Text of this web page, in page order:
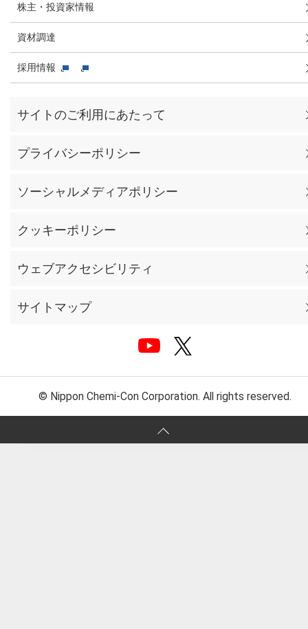
株主・投資家情報
資材調達
採用情報
サイトのご利用にあたって
プライバシーポリシー
ソーシャルメディアポリシー
クッキーポリシー
ウェブアクセシビリティ
サイトマップ
© Nippon Chemi-Con Corporation. All rights reserved.